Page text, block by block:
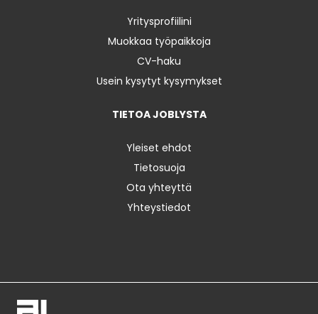
Yritysprofiilini
Muokkaa työpaikkoja
CV-haku
Usein kysytyt kysymykset
TIETOA JOBLYSTA
Yleiset ehdot
Tietosuoja
Ota yhteyttä
Yhteystiedot